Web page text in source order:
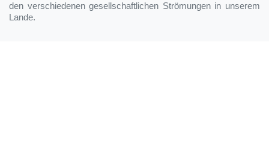
den verschiedenen gesellschaftlichen Strömungen in unserem
Lande.